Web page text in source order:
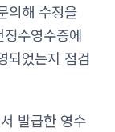
의해 수정을
수영수증에
되었는지 점검
발급한 영수